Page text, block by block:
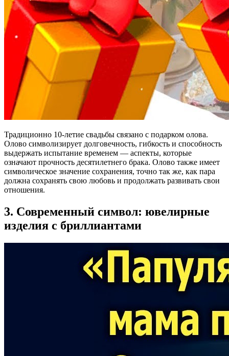
Традиционно 10-летие свадьбы связано с подарком олова.
Олово символизирует долговечность, гибкость и способность
выдержать испытание временем — аспекты, которые
означают прочность десятилетнего брака. Олово также имеет
символическое значение сохранения, точно так же, как пара
должна сохранять свою любовь и продолжать развивать свои
отношения.
3. Современный символ: ювелирные
изделия с бриллиантами